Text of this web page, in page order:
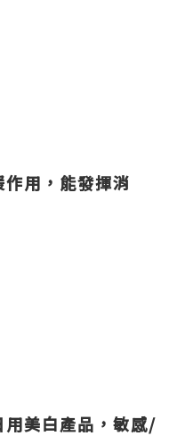
用，能發揮消
用美白產品，敏感/